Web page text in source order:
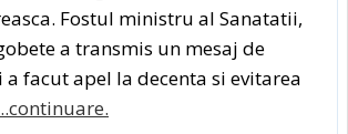
Fostul ministru al Sanatatii,
a transmis un mesaj de
a facut apel la decenta si evitarea